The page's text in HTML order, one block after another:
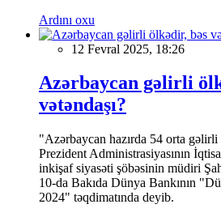
Ardını oxu
12 Fevral 2025, 18:26
Azərbaycan gəlirli
vətəndaşı?
"Azərbaycan hazırda 54 orta gəlirli
Prezident Administrasiyasının
inkişaf siyasəti şöbəsinin müdiri
10-da Bakıda Dünya Bankının
2024" təqdimatında deyib.